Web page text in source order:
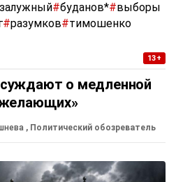
залужный#буданов*#выборы
#разумков#тимошенко
13+
о медленной
желающих»
, Политический обозреватель